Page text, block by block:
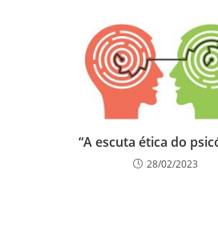
“A escuta ética do
28/02/2023